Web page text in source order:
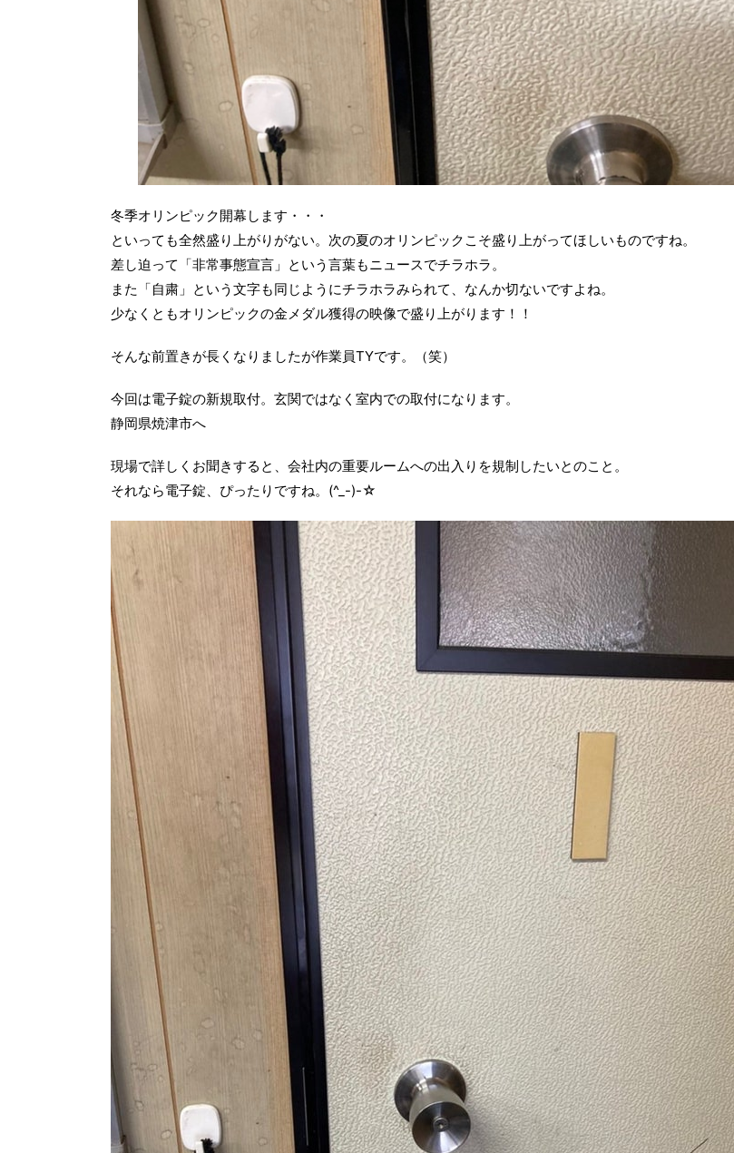
冬季オリンピック開幕します・・・
といっても全然盛り上がりがない。次の夏のオリンピックこそ盛り上がってほしいものですね。
差し迫って「非常事態宣言」という言葉もニュースでチラホラ。
また「自粛」という文字も同じようにチラホラみられて、なんか切ないですよね。
少なくともオリンピックの金メダル獲得の映像で盛り上がります！！
そんな前置きが長くなりましたが作業員TYです。（笑）
今回は電子錠の新規取付。玄関ではなく室内での取付になります。
静岡県焼津市へ
現場で詳しくお聞きすると、会社内の重要ルームへの出入りを規制したいとのこと。
それなら電子錠、ぴったりですね。(^_-)-☆